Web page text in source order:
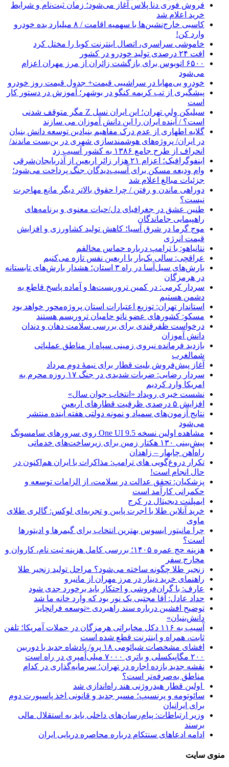
فروش فوری دنا پلاس آغاز می‌شود؛ زمان ثبت‌نام و شرایط
خرید اعلام شد
کاسبی خارج‌نشین‌ها با سهمیه اقامت / ۸ میلیارد بده خودرو
وارد کن!
خاموشی سراسری، اتصال اینترنت کوبا را مختل کرد
افت ۲۴ درصدی تولید خودرو در کشور
۶۵۰۰ اتوبوس برای بازگشت زائران از مرز مهران اعزام
می‌شود
خودرو بی‌مهابا در سراشیبی قیمت+ جدول قیمت روز خودرو
پیشگیری از تب کریمه کنگو در بوشهر؛ آموزش در دستور کار
است
سیلیکن ولیِ تهران؛ این ایران نسل Z مگر متوقف شدنی
است؟ / آینده ایران را این دانش آموزان می سازند
گلایه اطهاری از عدم درک مفاهیم بنیادین توسعه دانش بنیان
در ایران/ پروژه‌های هوشمندسازی شهری در بن‌بست ماندند/
انحراف از طرح جامع ۱۳۸۶ به کشور آسیب زد
اینفوگرافیک؛ اعزام ۲۱ هزار زائر اربعین از آذربایجان‌شرقی
وام ودیعه مسکن برای آسیب‌دیدگان جنگ پرداخت می‌شود؛
جزئیات مبالغ اعلام شد
دوراهی ماندن و رفتن / چرا حقوق بالاتر دیگر مانع مهاجرت
نیست؟
طنین عشق در جغرافیای دل/حیات معنوی و برنامه‌های
راهپیمایی جاماندگان
موج گرما در شرق آسیا؛ کاهش تولید کشاورزی و افزایش
قیمت انرژی
نتانیاهو: با ترامپ درباره حماس مخالفم
عراقچی: سالی یک‌بار با اربعین نفس تازه می‌کنیم
بارش‌های سیل‌آسا در راه ۳ استان؛ هشدار بارش‌های تابستانه
در هرمزگان
سردار کرمی: در کمین تروریست‌ها و آماده پاسخ قاطع به
دشمن هستیم
استاندار تهران: توزیع اعتبارات استان پروژه‌محور خواهد بود
مسکو: کشورهای عضو ناتو حامیان تروریسم هستند
درخواست ظفرقندی برای بررسی سلامت دهان و دندان
دانش آموزان
بازدید فرمانده نیروی زمینی سپاه از مناطق عملیاتی
شمالغرب
آغاز پیش‌فروش بلیت قطار برای نیمۀ دوم مرداد
سردار رضایی: ضربات شدیدی در جنگ ۱۷ روزه محرم به
امریکا وارد کردیم
نشست خبری رویداد «انتخاب جوان سال»
افزایش ۵ درصدی ظرفیت قطارهای اربعین
نتایج آزمون‌های سمپاد و نمونه دولتی هفته آینده منتشر
می‌شود
مشاهده اولین نسخه One UI 9.5 روی سرورهای سامسونگ
پیش‌بینی ۱۳۰ هکتار زمین برای زیرساخت‌های خدماتی
راه‌آهن چابهار – زاهدان
تکرار دروغ‌گویی های ترامپ: مذاکرات با ایران هم‌اکنون در
حال انجام است!
پزشکیان: تحقق عدالت در سلامت، از الزامات توسعه و
حکمرانی کارآمد است
ایمپلنت دیجیتال در کرج
خرید آنلاین طلا با اجرت پایین و تجربه‌ای لوکس: گالری طلای
ماوی
چرا مانیتور ایسوس بهترین انتخاب برای گیمرها و ادیتورها
است؟
هزینه حج عمره ۱۴۰۵؛ بررسی کامل هزینه ثبت نام، کاروان و
مخارج سفر
زنجیر طلا چگونه ساخته می‌شود؟ مراحل تولید زنجیر طلا
راهنمای خرید دینار در مرز مهران از مانیرو
عارف: با گران‌فروشی و احتکار باید برخورد جدی شود
حداد عادل: آقا مجتبی یک نور بود که وارد خانه ما شد
توضیح افشین درباره سند راهبردی «توسعه فرانچایز
دانش‌بنیان»
آسیب به ۱۱۶ دکل مخابراتی هرمزگان در حملات آمریکا؛ تلفن
ثابت، همراه و اینترنت ‌قطع شده است
افشای مشخصات شیائومی ۱۸ پرو/ پادشاه جدید با دوربین
۲۰۰ مگاپیکسلی و باتری ۷۰۰۰ میلی‌آمپری در راه است
نقشه جدید بازده اجاره در تهران؛ سرمایه‌گذاری در کدام
مناطق به‌صرفه‌تر است؟
اولین قطار هیدروژنی هند راه‌اندازی شد
سائوتومه و پرنسیپ؛ مسیر جدید و قانونی اخذ پاسپورت دوم
برای ایرانیان
وزیر ارتباطات: پیام‌رسان‌های داخلی باید به استقلال مالی
برسند
ادامه ادعاهای سنتکام درباره محاصره دریایی ایران
منوی سایت